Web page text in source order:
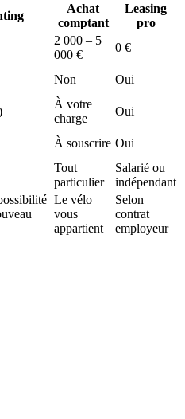
Achat
comptant
Leasing
pro
2 000 – 5
000 €
0 €
Non
Oui
À votre
charge
Oui
À souscrire Oui
Tout
particulier
Salarié ou
indépendant
Le vélo
vous
appartient
Selon
contrat
employeur